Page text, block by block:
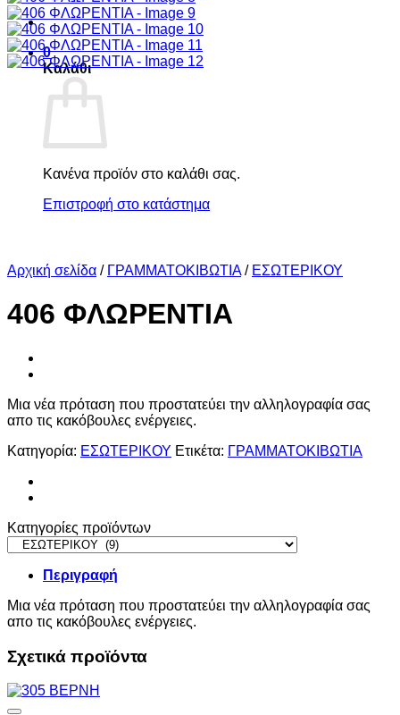
0
Καλάθι
Κανένα προϊόν στο καλάθι σας.
Επιστροφή στο κατάστημα
Αρχική σελίδα / ΓΡΑΜΜΑΤΟΚΙΒΩΤΙΑ / ΕΣΩΤΕΡΙΚΟΥ
406 ΦΛΩΡΕΝΤΙΑ
Μια νέα πρόταση που προστατεύει την αλληλογραφία σας
απο τις κακόβουλες ενέργειες.
Κατηγορία: ΕΣΩΤΕΡΙΚΟΥ Ετικέτα: ΓΡΑΜΜΑΤΟΚΙΒΩΤΙΑ
Κατηγορίες προϊόντων
Περιγραφή
Μια νέα πρόταση που προστατεύει την αλληλογραφία σας
απο τις κακόβουλες ενέργειες.
Σχετικά προϊόντα